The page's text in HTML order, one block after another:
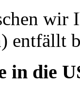
wir
entfällt
in die